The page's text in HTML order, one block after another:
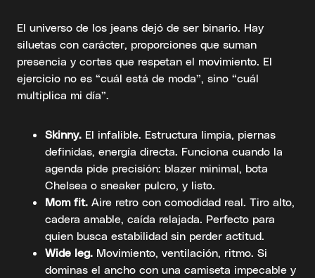
El universo de los jeans dejó de ser binario. Hay
siluetas con carácter, proporciones que suman
presencia y cortes que respetan el movimiento. El
ejercicio no es “cuál está de moda”, sino “cuál
multiplica mi día”.
Skinny. El infalible. Estructura limpia, piernas
definidas, energía directa. Funciona cuando la
agenda pide precisión: blazer minimal, bota
Chelsea o sneaker pulcro, y listo.
Mom fit. Aire retro con comodidad real. Tiro alto,
cadera amable, caída relajada. Perfecto para
quien busca estabilidad sin perder actitud.
Wide leg. Movimiento, ventilación, ritmo. Si
dominas el ancho con una camiseta impecable y